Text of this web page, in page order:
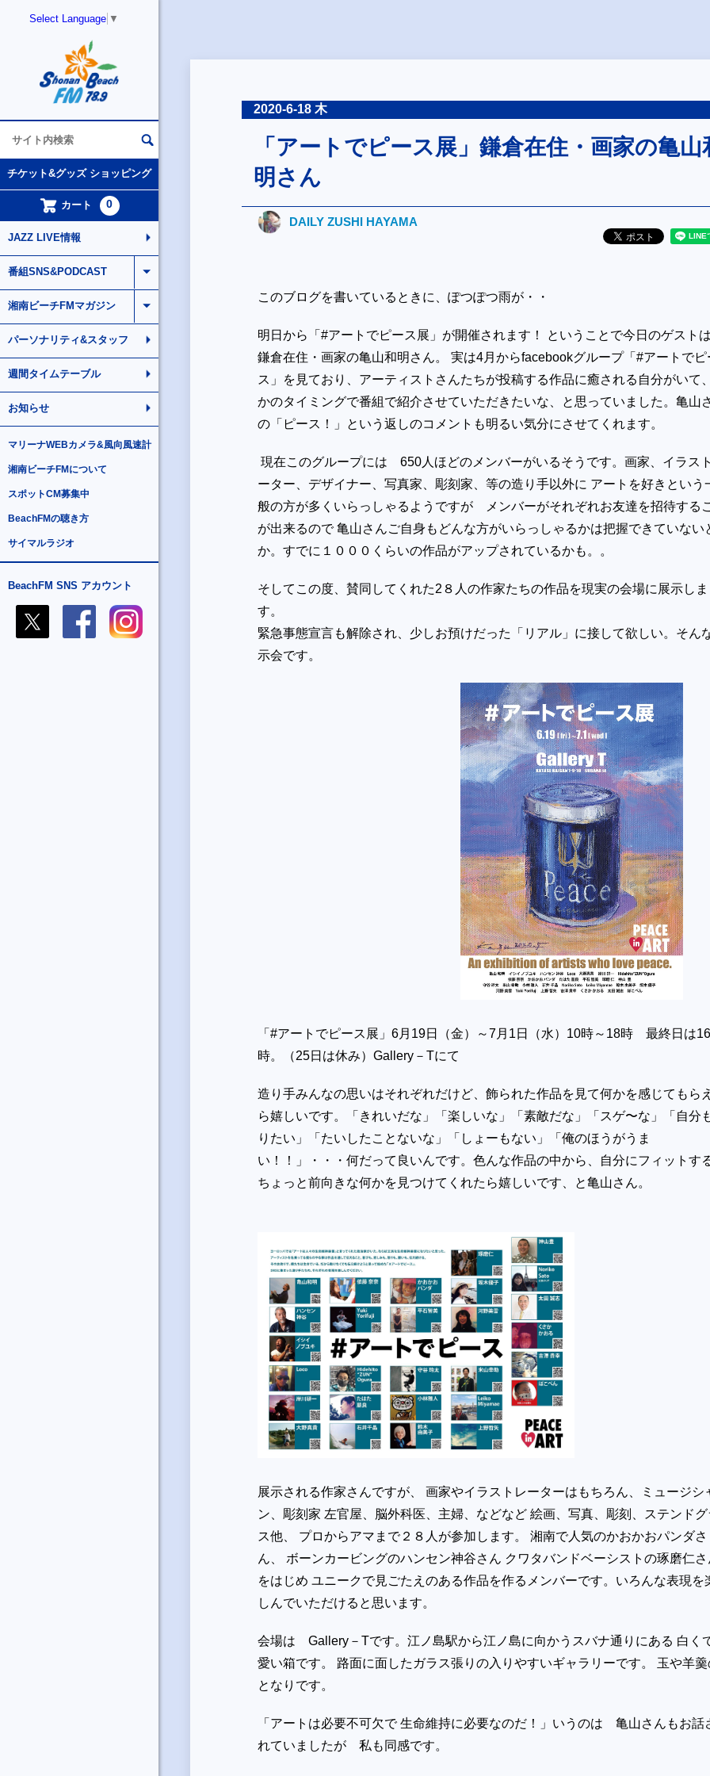
Select Language ▼
チケット&グッズ ショッピング
カート 0
JAZZ LIVE情報
番組SNS&PODCAST
湘南ビーチFMマガジン
パーソナリティ&スタッフ
週間タイムテーブル
お知らせ
マリーナWEBカメラ&風向風速計
湘南ビーチFMについて
スポットCM募集中
BeachFMの聴き方
サイマルラジオ
BeachFM SNS アカウント
2020-6-18 木
「アートでピース展」鎌倉在住・画家の亀山
明さん
DAILY ZUSHI HAYAMA
このブログを書いているときに、ぽつぽつ雨が・・
明日から「#アートでピース展」が開催されます！ ということで今日のゲスト
鎌倉在住・画家の亀山和明さん。 実は4月からfacebookグループ「#アートでピ
ス」を見ており、アーティストさんたちが投稿する作品に癒される自分がいて
かのタイミングで番組で紹介させていただきたいな、と思っていました。亀山
の「ピース！」という返しのコメントも明るい気分にさせてくれます。
現在このグループには 650人ほどのメンバーがいるそうです。画家、イラス
ーター、デザイナー、写真家、彫刻家、等の造り手以外に アートを好きという
般の方が多くいらっしゃるようですが メンバーがそれぞれお友達を招待する
が出来るので 亀山さんご自身もどんな方がいらっしゃるかは把握できていない
か。すでに１０００くらいの作品がアップされているかも。。
そしてこの度、賛同してくれた2８人の作家たちの作品を現実の会場に展示しま
す。
緊急事態宣言も解除され、少しお預けだった「リアル」に接して欲しい。そん
示会です。
「#アートでピース展」6月19日（金）～7月1日（水）10時～18時 最終日は16
時。（25日は休み）Gallery－Tにて
造り手みんなの思いはそれぞれだけど、飾られた作品を見て何かを感じてもら
ら嬉しいです。「きれいだな」「楽しいな」「素敵だな」「スゲ〜な」「自分
りたい」「たいしたことないな」「しょーもない」「俺のほうがうま
い！！」・・・何だって良いんです。色んな作品の中から、自分にフィットする
ちょっと前向きな何かを見つけてくれたら嬉しいです、と亀山さん。
展示される作家さんですが、 画家やイラストレーターはもちろん、ミュージシ
ン、彫刻家 左官屋、脳外科医、主婦、などなど 絵画、写真、彫刻、ステンドグ
ス他、 プロからアマまで２８人が参加します。 湘南で人気のかおかおパンダさ
ん、 ボーンカービングのハンセン神谷さん クワタバンドベーシストの琢磨仁さ
をはじめ ユニークで見ごたえのある作品を作るメンバーです。いろんな表現を
しんでいただけると思います。
会場は Gallery－Tです。江ノ島駅から江ノ島に向かうスバナ通りにある 白く
愛い箱です。 路面に面したガラス張りの入りやすいギャラリーです。 玉や羊羹
となりです。
「アートは必要不可欠で 生命維持に必要なのだ！」いうのは 亀山さんもお話
れていましたが 私も同感です。